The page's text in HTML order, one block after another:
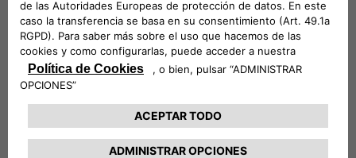
Materiales y resinas necesarias para la reparación
del parabrisas (en caso de daños inferiores al
diámetro de una moneda de 2€ y esté fuera del
campo de visión del conductor).
Mano de obra especializada para la instalación.
Inspecciones visuales realizadas por expertos de
Fiat Professional.
Informe detallado del trabajo realizado.